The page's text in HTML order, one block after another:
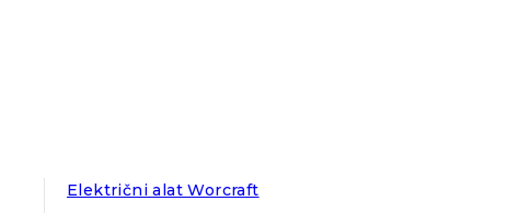
Električni alat Worcraft